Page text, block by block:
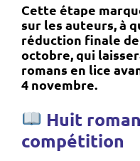
Cette étape
sur les auteurs, à
réduction finale
octobre, qui
romans en lice
4 novembre.
Huit
compétition